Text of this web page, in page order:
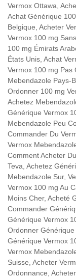
Vermox Ottawa,
Achat Générique
Belgique, Acheter
Vermox 100 mg
100 mg Émirats
États Unis, Achat
Vermox 100 mg Pas
Mebendazole Pays-
Ordonner 100 mg
Achetez
Générique Vermox
Mebendazole Peu
Commander Du
Vermox
Comment Acheter
Teva, Achetez
Mebendazole Sur,
Vermox 100 mg Au
Moins Cher, Acheté
Commander
Générique Vermox
Ordonner
Générique Vermox
Vermox
Suisse, Acheter
Ordonnance,